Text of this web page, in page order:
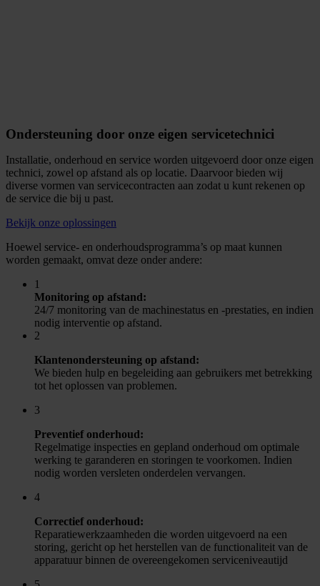
Ondersteuning door onze eigen servicetechnici
Installatie, onderhoud en service worden uitgevoerd door onze eigen
technici, zowel op afstand als op locatie. Daarvoor bieden wij
diverse vormen van servicecontracten aan zodat u kunt rekenen op
de service die bij u past.
Bekijk onze oplossingen
Hoewel service- en onderhoudsprogramma’s op maat kunnen
worden gemaakt, omvat deze onder andere:
1
Monitoring op afstand:
24/7 monitoring van de machinestatus en -prestaties, en indien
nodig interventie op afstand.
2
Klantenondersteuning op afstand:
We bieden hulp en begeleiding aan gebruikers met betrekking
tot het oplossen van problemen.
3
Preventief onderhoud:
Regelmatige inspecties en gepland onderhoud om optimale
werking te garanderen en storingen te voorkomen. Indien
nodig worden versleten onderdelen vervangen.
4
Correctief onderhoud:
Reparatiewerkzaamheden die worden uitgevoerd na een
storing, gericht op het herstellen van de functionaliteit van de
apparatuur binnen de overeengekomen serviceniveautijd